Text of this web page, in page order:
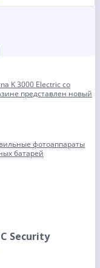
K 3000 Electric со
представлен новый
фотоаппараты
батарей
Security